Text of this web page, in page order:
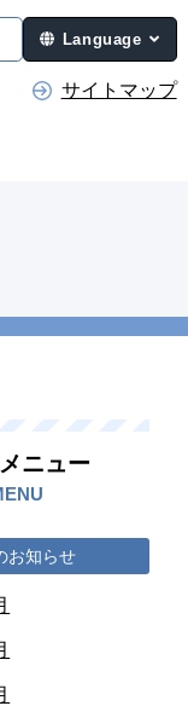
Language
サイトマップ
ニュー
お知らせ